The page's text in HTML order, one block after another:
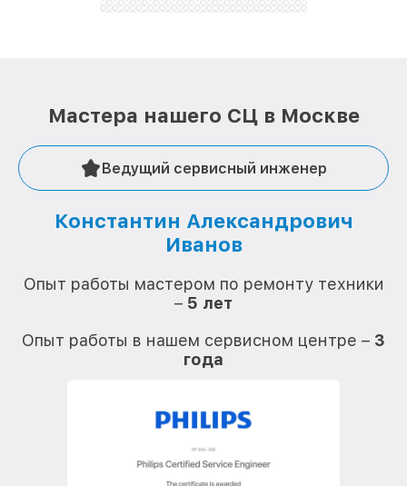
Мастера нашего СЦ в Москве
Ведущий сервисный инженер
Константин Александрович
Иванов
Опыт работы мастером по ремонту техники
– 5 лет
Опыт работы в нашем сервисном центре – 3
года